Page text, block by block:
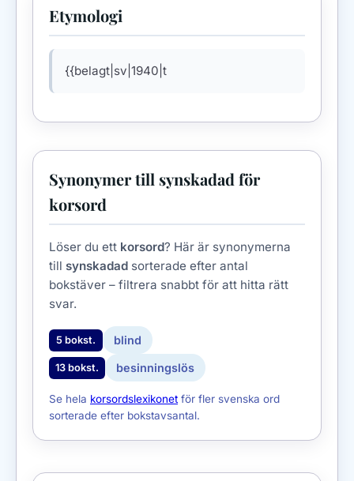
Etymologi
{{belagt|sv|1940|t
Synonymer till synskadad för
korsord
Löser du ett korsord? Här är synonymerna
till synskadad sorterade efter antal
bokstäver – filtrera snabbt för att hitta rätt
svar.
5 bokst. blind
13 bokst. besinningslös
Se hela korsordslexikonet för fler svenska ord
sorterade efter bokstavsantal.